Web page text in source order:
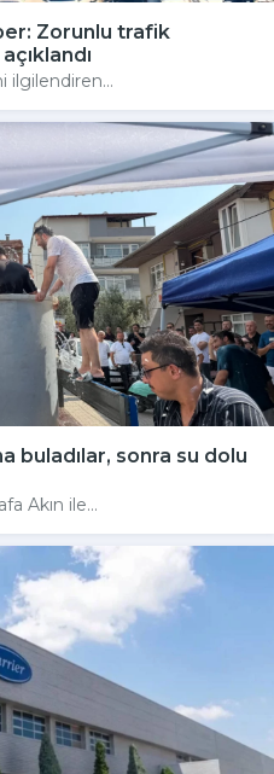
Zorunlu trafik
ilgilendiren...
buladılar, sonra su dolu
Akın ile...